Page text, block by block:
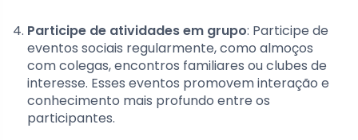
Participe de atividades em grupo: Participe de
eventos sociais regularmente, como almoços
com colegas, encontros familiares ou clubes de
interesse. Esses eventos promovem interação e
conhecimento mais profundo entre os
participantes.